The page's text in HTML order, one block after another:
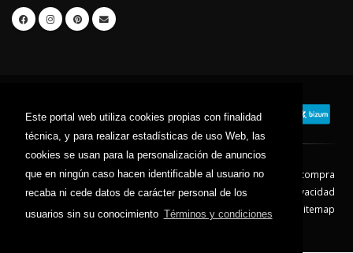
Este portal web utiliza cookies propias con finalidad
técnica, y para realizar estadísticas de uso Web, las
cookies se usan para la personalización de anuncios
que en ningún caso hacen identificable al usuario no
recaba ni cede datos de carácter personal de los
usuarios sin su conocimiento Términos y condiciones
Contacto Aviso Legal
Condiciones de compra
Política de envíos
Política de devolución
Política de Privacidad
Política de Cookies
Sitemap